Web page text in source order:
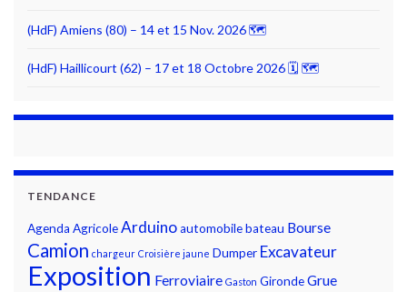
(HdF) Amiens (80) – 14 et 15 Nov. 2026 🗺
(HdF) Haillicourt (62) – 17 et 18 Octobre 2026 🗓 🗺
TENDANCE
Agenda AgricoleArduinoautomobilebateau Bourse
Camion chargeur Croisière jaune Dumper Excavateur
Exposition Ferroviaire Gaston GirondeGrue